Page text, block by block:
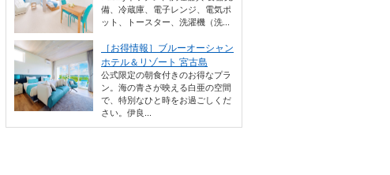
備、冷蔵庫、電子レンジ、電気ポ
ット、トースター、洗濯機（洗...
［お得情報］ブルーオーシャン
ホテル＆リゾート 宮古島
公式限定の朝食付きのお得なプラ
ン。海の青さが映える白亜の空間
で、特別なひと時をお過ごしくだ
さい。伊良...